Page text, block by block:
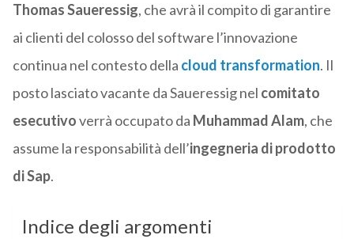
Thomas Saueressig, che avrà il compito di garantire
ai clienti del colosso del software l’innovazione
continua nel contesto della cloud transformation. Il
posto lasciato vacante da Saueressig nel comitato
esecutivoverrà occupato da Muhammad Alam, che
assume la responsabilità dell’ingegneria di prodotto
di Sap.
Indice degli argomenti